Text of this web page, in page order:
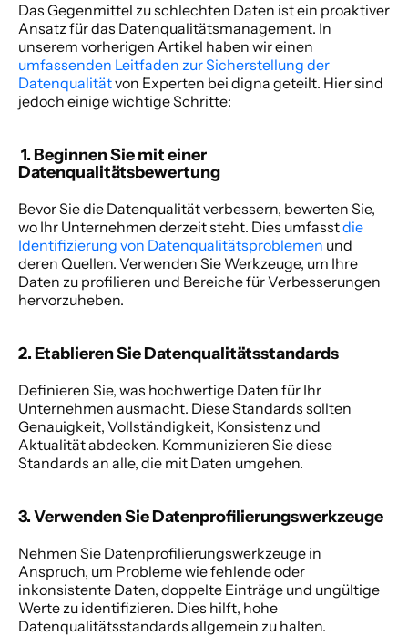
Das Gegenmittel zu schlechten Daten ist ein proaktiver
Ansatz für das Datenqualitätsmanagement. In
umfassenden Leitfaden zur Sicherstellung der
Datenqualität von Experten bei digna geteilt. Hier sind
jedoch einige wichtige Schritte:
1. Beginnen Sie mit einer
Datenqualitätsbewertung
Bevor Sie die Datenqualität verbessern, bewerten Sie,
wo Ihr Unternehmen derzeit steht. Dies umfasst die
Identifizierung von Datenqualitätsproblemen und
deren Quellen. Verwenden Sie Werkzeuge, um Ihre
Daten zu profilieren und Bereiche für Verbesserungen
hervorzuheben.
2. Etablieren Sie Datenqualitätsstandards
Definieren Sie, was hochwertige Daten für Ihr
Unternehmen ausmacht. Diese Standards sollten
Genauigkeit, Vollständigkeit, Konsistenz und
Aktualität abdecken. Kommunizieren Sie diese
Standards an alle, die mit Daten umgehen.
3. Verwenden Sie Datenprofilierungswerkzeuge
Nehmen Sie Datenprofilierungswerkzeuge in
Anspruch, um Probleme wie fehlende oder
inkonsistente Daten, doppelte Einträge und ungültige
Werte zu identifizieren. Dies hilft, hohe
Datenqualitätsstandards allgemein zu halten.